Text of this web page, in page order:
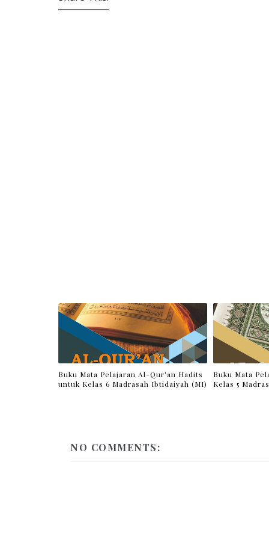
Buku Mata Pelajaran Al-Qur'an Hadits
untuk Kelas 6 Madrasah Ibtidaiyah (MI)
Buku Mata
Kelas 5
NO COMMENTS: